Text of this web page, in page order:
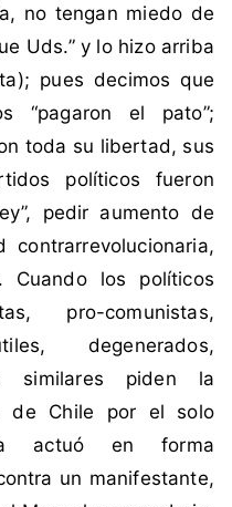
no tengan miedo de
Uds.” y lo hizo arriba
pues decimos que
“pagaron el pato”;
toda su libertad, sus
políticos fueron
pedir aumento de
los políticos
pro-comunistas,
degenerados,
similares piden la
de Chile por el solo
actuó en forma
un manifestante,